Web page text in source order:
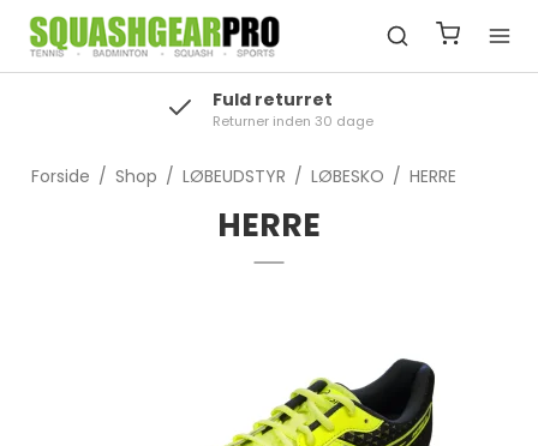
Fuld returret
Returner inden 30 dage
Forside / Shop / LØBEUDSTYR / LØBESKO / HERRE
HERRE